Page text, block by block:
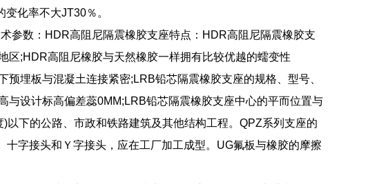
化率不大JT30％。
参数：HDR高阻尼隔震橡胶支座特点：HDR高阻尼隔震橡胶支
区;HDR高阻尼橡胶与天然橡胶一样拥有比较优越的蠕变性
埋板与混凝土连接紧密;LRB铅芯隔震橡胶支座的规格、型号、
设计标高偏差蕊0MM;LRB铅芯隔震橡胶支座中心的平而位置与
下的公路、市政和铁路建筑及其他结构工程。QPZ系列支座的
字接头和Ｙ字接头，应在工厂加工成型。UG氟板与橡胶的摩擦